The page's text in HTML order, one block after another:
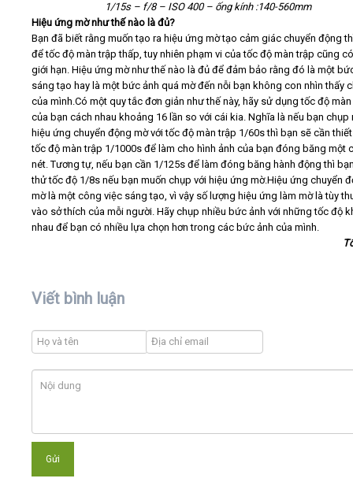
1/15s – f/8 – ISO 400 – ống kính :140-560mm
Hiệu ứng mờ như thế nào là đủ?
Bạn đã biết rằng muốn tạo ra hiệu ứng mờ tạo cảm giác chuyển động
để tốc độ màn trập thấp, tuy nhiên phạm vi của tốc độ màn trập cũng
giới hạn. Hiệu ứng mờ như thế nào là đủ để đảm bảo rằng đó là một
sáng tạo hay là một bức ảnh quá mờ đến nỗi bạn không con nhìn thấy
của mình.Có một quy tắc đơn giản như thế này, hãy sử dụng tốc độ
của bạn cách nhau khoảng 16 lần so với cái kia. Nghĩa là nếu bạn chụp
hiệu ứng chuyển động mờ với tốc độ màn trập 1/60s thì bạn sẽ cần
tốc độ màn trập 1/1000s để làm cho hình ảnh của bạn đóng băng một
nét. Tương tự, nếu bạn cần 1/125s để làm đóng băng hành động thì
thử tốc độ 1/8s nếu bạn muốn chụp với hiệu ứng mờ.Hiệu ứng chuyển
mờ là một công việc sáng tạo, vì vậy số lượng hiệu ứng làm mờ là tùy
vào sở thích của mỗi người. Hãy chụp nhiều bức ảnh với những tốc độ
nhau để bạn có nhiều lựa chọn hơn trong các bức ảnh của mình.
Viết bình luận